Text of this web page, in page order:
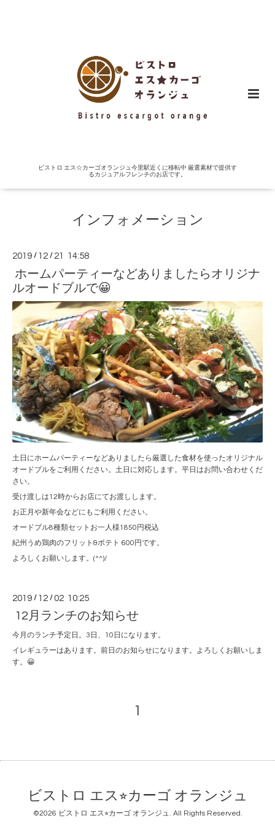
ビストロ エス☆カーゴオランジュ今里駅近くに移転中 厳選素材で提供す
るカジュアルフレンチのお店です。
インフォメーション
2019 / 12 / 21 14:58
ホームパーティーなどありましたらオリジナ
ルオードブルで😀
土日にホームパーティーなどありましたら厳選した食材を使ったオリジナル
オードブルをご利用ください。土日に対応します。平日はお問い合わせくだ
さい。
受け渡しは12時からお店にてお渡しします。
お正月や新年会などにもご利用ください。
オードブル8種類セットお一人様1850円税込
紀州うめ鶏肉のフリット&ポテト 600円です。
よろしくお願いします。(^^)/
2019 / 12 /02 10:25
12月ランチのお知らせ
今月のランチ予定日。3日、10日になります。
イレギュラーはあります。前日のお知らせになります。よろしくお願いしま
す。😀
1
ビストロ エス⭐︎カーゴ オランジュ
©2026 ビストロ エス⭐︎カーゴ オランジュ. All Rights Reserved.